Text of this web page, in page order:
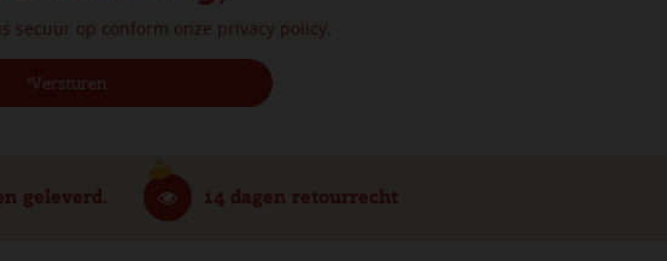
secuur op conform onze privacy policy.
geleverd. 14 dagen retourrecht